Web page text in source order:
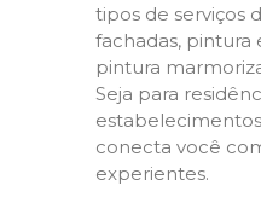
tipos de serviços
fachadas, pintura
pintura
Seja para
conecta você
experientes.